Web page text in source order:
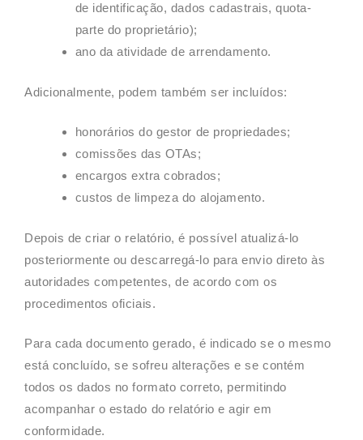
de identificação, dados cadastrais, quota-
parte do proprietário);
ano da atividade de arrendamento.
Adicionalmente, podem também ser incluídos:
honorários do gestor de propriedades;
comissões das OTAs;
encargos extra cobrados;
custos de limpeza do alojamento.
Depois de criar o relatório, é possível atualizá-lo
posteriormente ou descarregá-lo para envio direto às
autoridades competentes, de acordo com os
procedimentos oficiais.
Para cada documento gerado, é indicado se o mesmo
está concluído, se sofreu alterações e se contém
todos os dados no formato correto, permitindo
acompanhar o estado do relatório e agir em
conformidade.